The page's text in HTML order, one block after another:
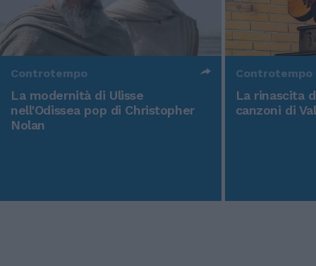
Controtempo
La modernità di Ulisse
nell'Odissea pop di Christopher
Nolan
Controtempo
La rinascita
canzoni di